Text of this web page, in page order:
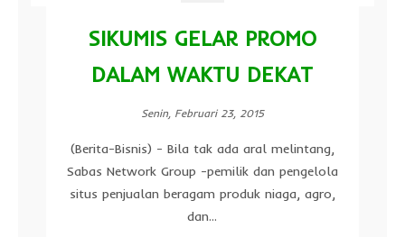
SIKUMIS GELAR PROMO
DALAM WAKTU DEKAT
Senin, Februari 23, 2015
(Berita-Bisnis) - Bila tak ada aral melintang,
Sabas Network Group -pemilik dan pengelola
situs penjualan beragam produk niaga, agro,
dan...